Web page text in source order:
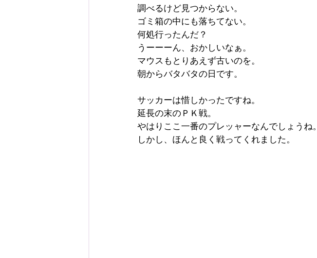
調べるけど見つからない。
ゴミ箱の中にも落ちてない。
何処行ったんだ？
うーーーん、おかしいなぁ。
マウスもとりあえず古いのを。
朝からバタバタの日です。
サッカーは惜しかったですね。
延長の末のＰＫ戦。
やはりここ一番のプレッャーなんでしょうね。
しかし、ほんと良く戦ってくれました。